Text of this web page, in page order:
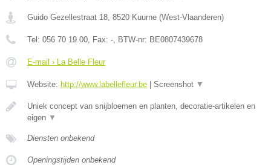
Guido Gezellestraat 18 8520 Kuurne (West-Vlaanderen)
Tel: 056 70 19 00 , Fax: - , BTW-nr: BE0807439678
E-mail › La Belle Fleur
Website: http://www.labellefleur.be | Screenshot ▼
Uniek concept van snijbloemen en planten, decoratie-artikelen en
eigen ▼
Diensten onbekend
Openingstijden onbekend